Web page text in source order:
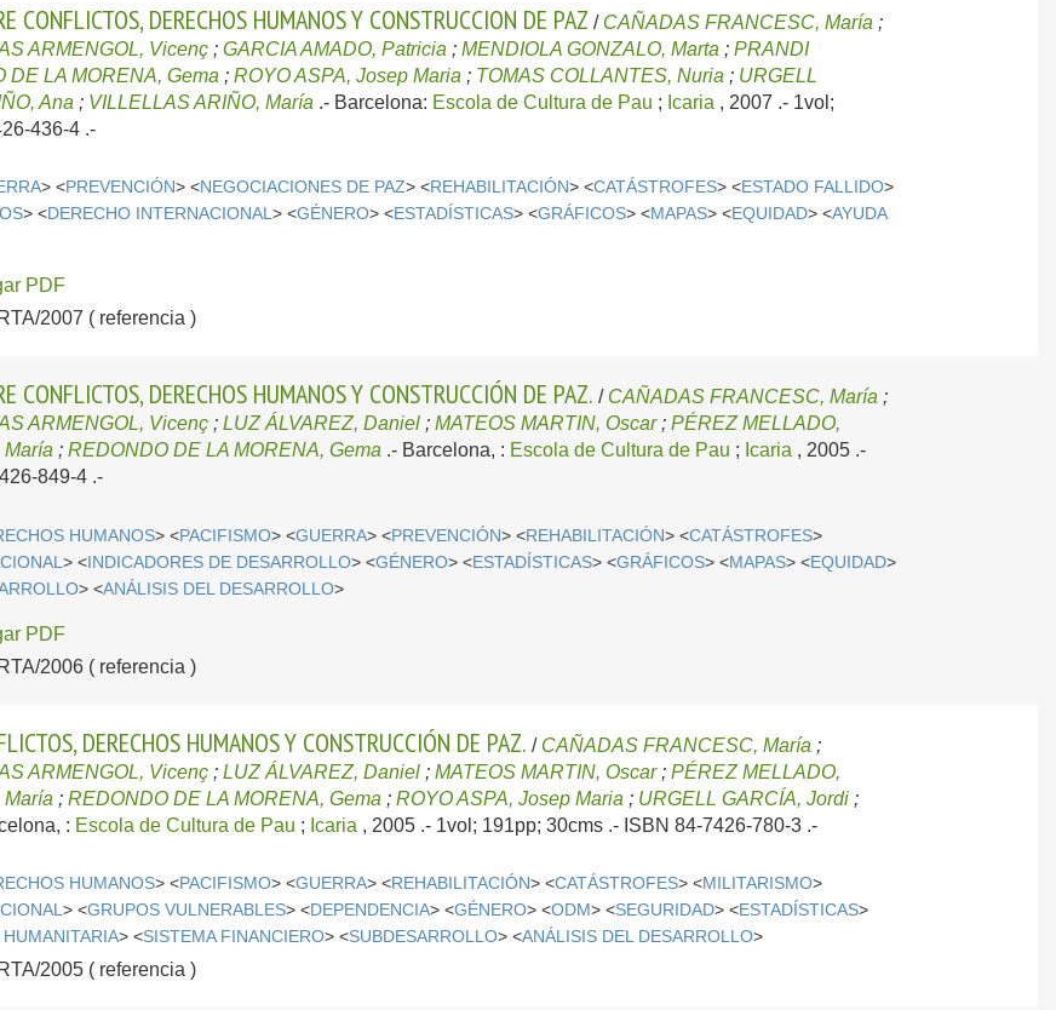
CONFLICTOS, DERECHOS HUMANOS Y CONSTRUCCION DE PAZ / CAÑADAS FRANCESC, María ;
ARMENGOL, Vicenç ;GARCIA AMADO, Patricia ;MENDIOLA GONZALO, Marta ;PRANDI
DE LA MORENA, Gema ;ROYO ASPA, Josep Maria ; TOMAS COLLANTES, Nuria ; URGELL
Ana ; VILLELLAS ARIÑO, María .- Barcelona: Escola de Cultura de Pau ; Icaria , 2007 .- 1vol;
436-4 .-
> <PREVENCIÓN> <NEGOCIACIONES DE PAZ> <REHABILITACIÓN> <CATÁSTROFES> <ESTADO FALLIDO>
> <DERECHO INTERNACIONAL> <GÉNERO> <ESTADÍSTICAS> <GRÁFICOS> <MAPAS> <EQUIDAD> <AYUDA
PDF
2007 ( referencia )
CONFLICTOS, DERECHOS HUMANOS Y CONSTRUCCIÓN DE PAZ. / CAÑADAS FRANCESC, María ;
ARMENGOL, Vicenç ;LUZ ÁLVAREZ, Daniel ;MATEOS MARTIN, Oscar;PÉREZ MELLADO,
;REDONDO DE LA MORENA, Gema .- Barcelona, : Escola de Cultura de Pau ; Icaria , 2005 .-
849-4 .-
HUMANOS> <PACIFISMO> <GUERRA> <PREVENCIÓN> <REHABILITACIÓN> <CATÁSTROFES>
> < INDICADORES DE DESARROLLO> <GÉNERO> <ESTADÍSTICAS> <GRÁFICOS> <MAPAS> <EQUIDAD>
> <ANÁLISIS DEL DESARROLLO>
PDF
2006 ( referencia )
DERECHOS HUMANOS Y CONSTRUCCIÓN DE PAZ. / CAÑADAS FRANCESC, María ;
ARMENGOL, Vicenç ;LUZ ÁLVAREZ, Daniel ;MATEOS MARTIN, Oscar;PÉREZ MELLADO,
;REDONDO DE LA MORENA, Gema ;ROYO ASPA, Josep Maria ; URGELL GARCÍA, Jordi ;
: Escola de Cultura de Pau ; Icaria , 2005 .- 1vol; 191pp; 30cms .- ISBN 84-7426-780-3 .-
HUMANOS> <PACIFISMO> <GUERRA> <REHABILITACIÓN> <CATÁSTROFES> <MILITARISMO>
> <GRUPOS VULNERABLES> <DEPENDENCIA> <GÉNERO> <ODM> <SEGURIDAD> <ESTADÍSTICAS>
HUMANITARIA> <SISTEMA FINANCIERO> <SUBDESARROLLO> <ANÁLISIS DEL DESARROLLO>
2005 ( referencia )